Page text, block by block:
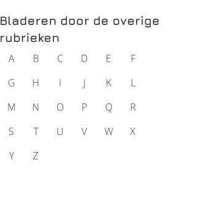
Bladeren door de overige
rubrieken
A B C D E
F
G
H I J K
L
M
N O P Q
R
S
T U V W
X
Y
Z